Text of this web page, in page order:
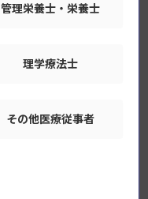
管理栄養士・栄養士
理学療法士
その他医療従事者